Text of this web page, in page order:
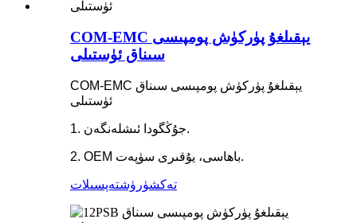
COM-EMC يېقىلغۇ پۈركۈش پومپىسى
سىناق ئۈستىلى
COM-EMC يېقىلغۇ پۈركۈش پومپىسى سىناق
ئۈستىلى
1. جۇڭگودا ئىشلەنگەن.
2. OEM باھاسى، يۇقىرى سۈپەت.
تەكشۈرۈشتەپسىلات